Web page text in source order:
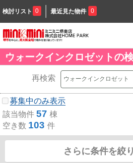
検討リスト 0 最近見た物件 0
ウォークインクロゼットの
再検索
募集中のみ表示
該当物件 57 棟
空き数 103 件
さらに条件を絞